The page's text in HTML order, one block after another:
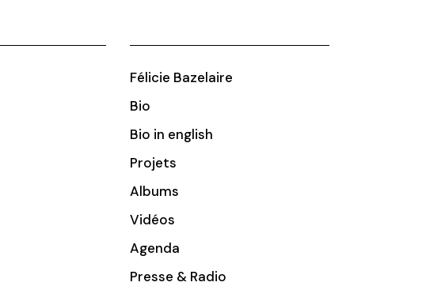
Félicie Bazelaire
Bio
Bio in english
Projets
Albums
Vidéos
Agenda
Presse & Radio